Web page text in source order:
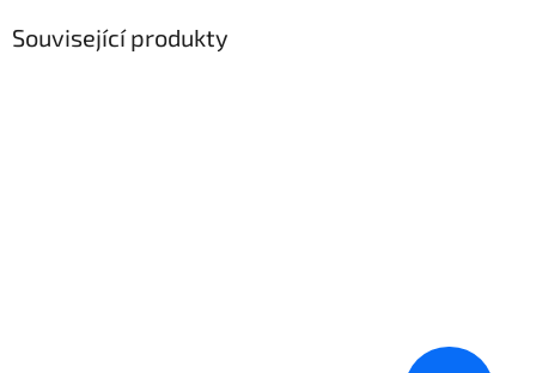
Související produkty